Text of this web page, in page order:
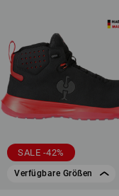
SALE -42%
Verfügbare Größen